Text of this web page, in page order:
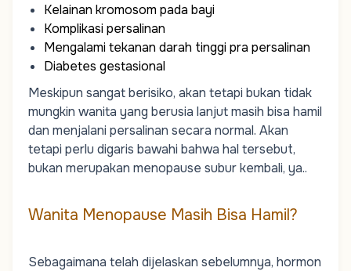
Kelainan kromosom pada bayi
Komplikasi persalinan
Mengalami tekanan darah tinggi pra persalinan
Diabetes gestasional
Meskipun sangat berisiko, akan tetapi bukan tidak
mungkin wanita yang berusia lanjut masih bisa hamil
dan menjalani persalinan secara normal. Akan
tetapi perlu digaris bawahi bahwa hal tersebut,
bukan merupakan menopause subur kembali, ya..
Wanita Menopause Masih Bisa Hamil?
Sebagaimana telah dijelaskan sebelumnya, hormon